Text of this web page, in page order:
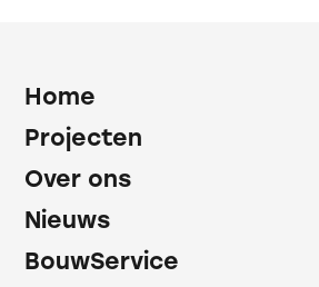
Home
Projecten
Over ons
Nieuws
BouwService